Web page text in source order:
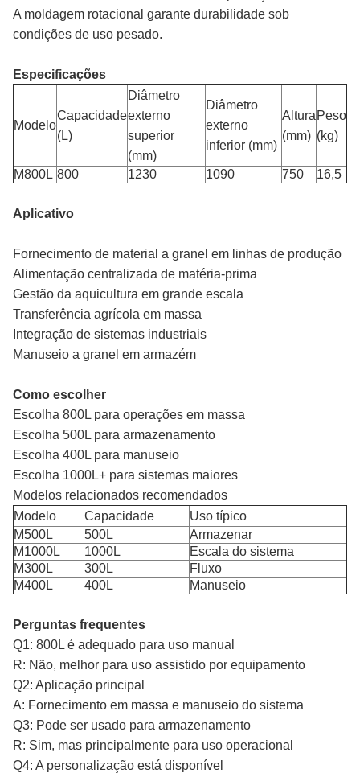
A moldagem rotacional garante durabilidade sob
condições de uso pesado.
Especificações
Modelo
Capacidade
(L)
Diâmetro
externo
superior
(mm)
Diâmetro
externo
inferior (mm)
Altura
(mm)
Peso
(kg)
M800L 800 1230 1090 750 16,5
Aplicativo
Fornecimento de material a granel em linhas de produção
Alimentação centralizada de matéria-prima
Gestão da aquicultura em grande escala
Transferência agrícola em massa
Integração de sistemas industriais
Manuseio a granel em armazém
Como escolher
Escolha 800L para operações em massa
Escolha 500L para armazenamento
Escolha 400L para manuseio
Escolha 1000L+ para sistemas maiores
Modelos relacionados recomendados
Modelo
Capacidade
Uso típico
M500L
500L
Armazenar
M1000L
1000L
Escala do sistema
M300L
300L
Fluxo
M400L
400L Manuseio
Perguntas frequentes
Q1: 800L é adequado para uso manual
R: Não, melhor para uso assistido por equipamento
Q2: Aplicação principal
A: Fornecimento em massa e manuseio do sistema
Q3: Pode ser usado para armazenamento
R: Sim, mas principalmente para uso operacional
Q4: A personalização está disponível